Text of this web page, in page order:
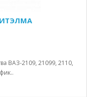
ИТЭЛМА
ВАЗ-2109, 21099, 2110,